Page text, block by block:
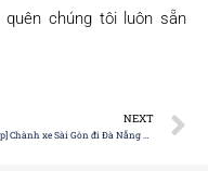
chúng tôi luôn sẵn
NEXT